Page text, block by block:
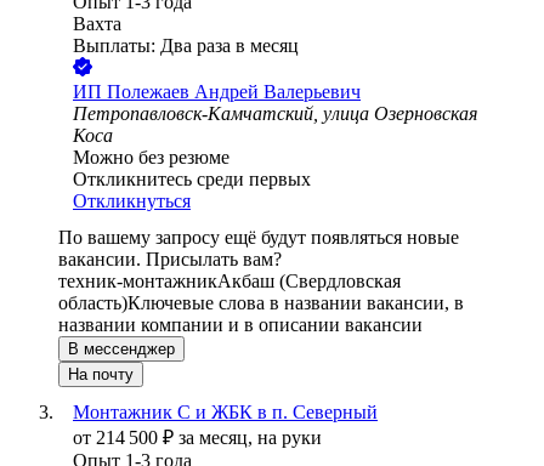
Вахта
Выплаты: Два раза в месяц
ИП Полежаев Андрей Валерьевич
Петропавловск-Камчатский, улица Озерновская
Коса
Можно без резюме
Откликнитесь среди первых
Откликнуться
По вашему запросу ещё будут появляться новые
вакансии. Присылать вам?
техник-монтажникАкбаш (Свердловская
область)Ключевые слова в названии вакансии, в
названии компании и в описании вакансии
В мессенджер
На почту
Монтажник С и ЖБК в п. Северный
от 214 500 ₽ за месяц, на руки
Опыт 1-3 года